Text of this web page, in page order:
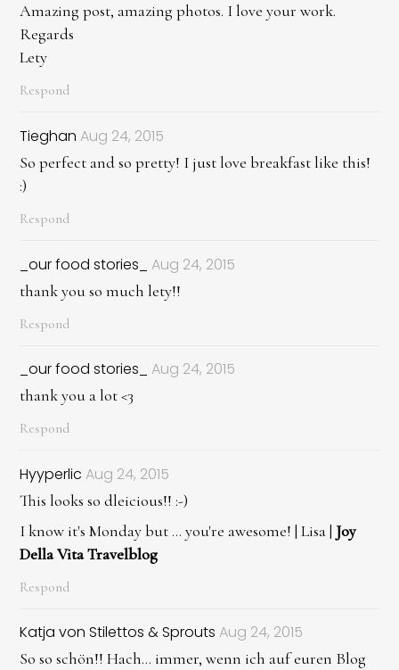
Amazing post, amazing photos. I love your work.
Regards
Lety
Respond
Tieghan Aug 24, 2015
So perfect and so pretty! I just love breakfast like this!
:)
Respond
_our food stories_ Aug 24, 2015
thank you so much lety!!
Respond
_our food stories_ Aug 24, 2015
thank you a lot <3
Respond
Hyyperlic Aug 24, 2015
This looks so dleicious!! :-)
I know it's Monday but ... you're awesome! | Lisa | Joy
Della Vita Travelblog
Respond
Katja von Stilettos & Sprouts Aug 24, 2015
So so schön!! Hach... immer, wenn ich auf euren Blog